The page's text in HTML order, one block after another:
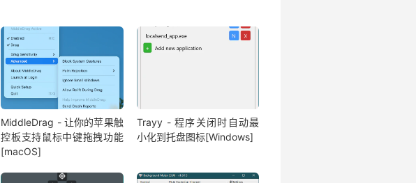
MiddleDrag - 让你的苹果触
控板支持鼠标中键拖拽功能
[macOS]
Trayy - 程序关闭时自动最
小化到托盘图标[Windows]